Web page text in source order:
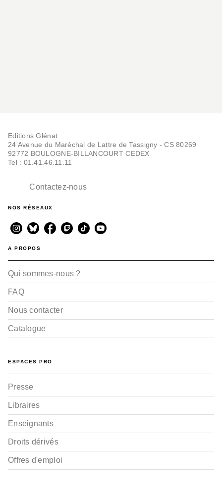
Editions Glénat
24 Avenue du Maréchal de Lattre de Tassigny - CS 80269
92772 BOULOGNE-BILLANCOURT CEDEX
Tel : 01.41.46.11.11
Contactez-nous
NOS RÉSEAUX
A PROPOS
Qui sommes-nous ?
FAQ
Nous contacter
Catalogue
ESPACES PRO
Presse
Libraires
Enseignants
Droits dérivés
Offres d'emploi